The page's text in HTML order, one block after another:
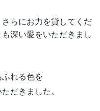
らにお力を貸してくだ
深い愛をいただきまし
れる色を
だきました。